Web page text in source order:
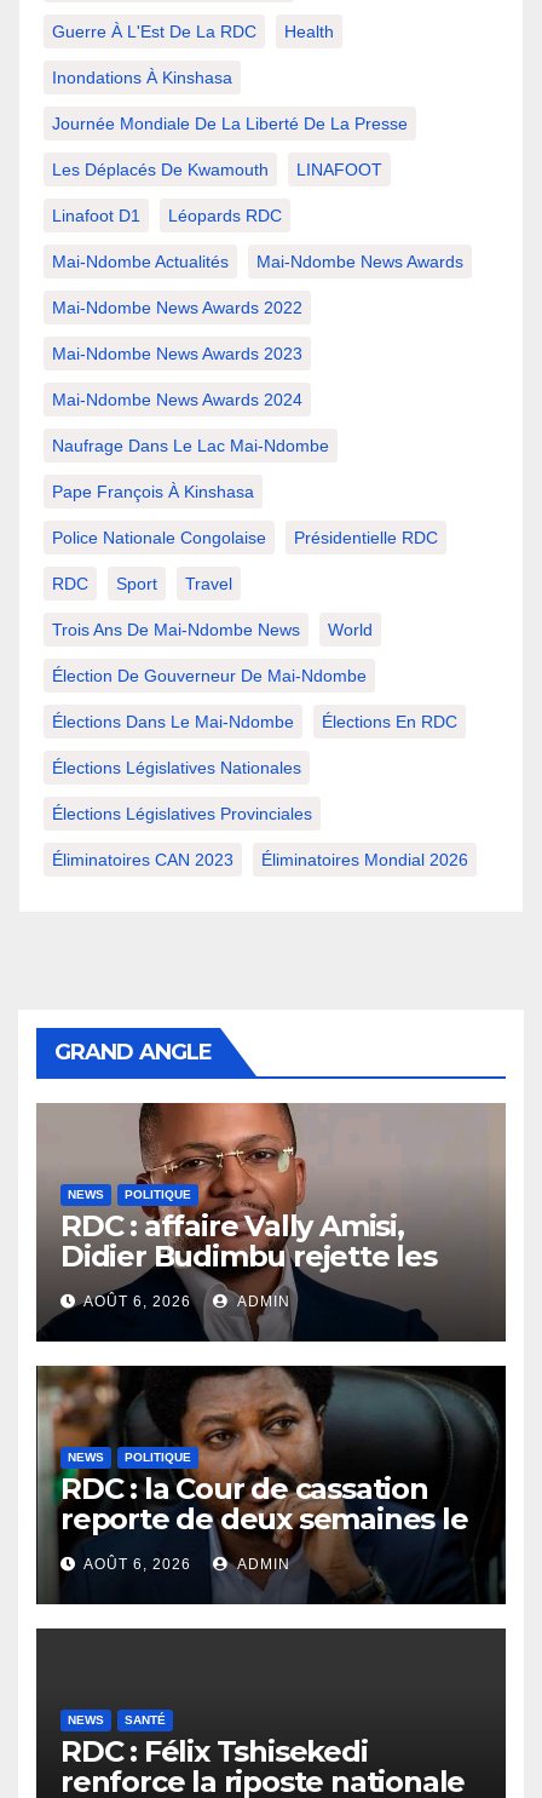
Guerre À L'Est De La RDC Health
Inondations À Kinshasa
Journée Mondiale De La Liberté De La Presse
Les Déplacés De Kwamouth LINAFOOT
Linafoot D1 Léopards RDC
Mai-Ndombe Actualités Mai-Ndombe News Awards
Mai-Ndombe News Awards 2022
Mai-Ndombe News Awards 2023
Mai-Ndombe News Awards 2024
Naufrage Dans Le Lac Mai-Ndombe
Pape François À Kinshasa
Police Nationale Congolaise Présidentielle RDC
RDC Sport Travel
Trois Ans De Mai-Ndombe News World
Élection De Gouverneur De Mai-Ndombe
Élections Dans Le Mai-Ndombe Élections En RDC
Élections Législatives Nationales
Élections Législatives Provinciales
Éliminatoires CAN 2023 Éliminatoires Mondial 2026
GRAND ANGLE
NEWS POLITIQUE
RDC : affaire Vally Amisi,
Didier Budimbu rejette les
accusations et appelle à
laisser la justice établir la
vérité
AOÛT 6, 2026 ADMIN
NEWS POLITIQUE
RDC : la Cour de cassation
reporte de deux semaines le
procès Frivao
AOÛT 6, 2026 ADMIN
NEWS SANTÉ
RDC : Félix Tshisekedi
renforce la riposte nationale